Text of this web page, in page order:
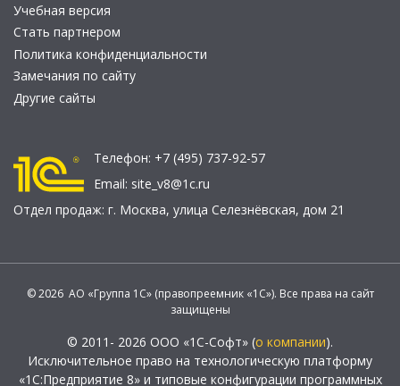
Учебная версия
Стать партнером
Политика конфиденциальности
Замечания по сайту
Другие сайты
Телефон: +7 (495) 737-92-57
Email: site_v8@1c.ru
Отдел продаж: г. Москва, улица Селезнёвская, дом 21
© 2026 АО «Группа 1С» (правопреемник «1С»). Все права на сайт
защищены
© 2011- 2026 ООО «1С-Софт» (о компании).
Исключительное право на технологическую платформу
«1С:Предприятие 8» и типовые конфигурации программных